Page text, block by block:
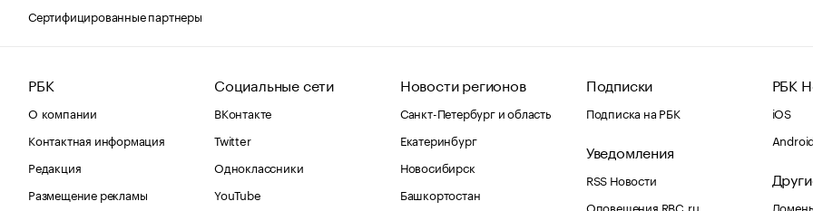
Сертифицированные партнеры
РБК
О компании
Контактная информация
Редакция
Размещение рекламы
Социальные сети
ВКонтакте
Twitter
Одноклассники
YouTube
Новости регионов
Санкт-Петербург и область
Екатеринбург
Новосибирск
Башкортостан
Подписки
Подписка на РБК
Уведомления
RSS Новости
Оповещения RBC.ru
РБК
iOS